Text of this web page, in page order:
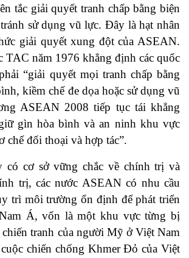
tắc giải quyết tranh chấp bằng biện
sử dụng vũ lực. Đây là hạt nhân
giải quyết xung đột của ASEAN.
TAC năm 1976 khẳng định các quốc
“giải quyết mọi tranh chấp bằng
kiềm chế đe dọa hoặc sử dụng vũ
ASEAN 2008 tiếp tục tái khẳng
gìn hòa bình và an ninh khu vực
chế đối thoại và hợp tác”.
có cơ sở vững chắc về chính trị và
trị, các nước ASEAN có nhu cầu
trì môi trường ổn định để phát triển
Á, vốn là một khu vực từng bị
chiến tranh của người Mỹ ở Việt Nam
chiến chống Khmer Đỏ của Việt